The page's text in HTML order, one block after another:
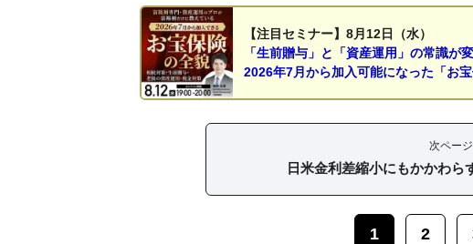
【注目セミナー】8月12日（水）
「生前贈与」と「資産運用」の常識が
2026年7月から加入可能になった「お
次ページ
日米金利差縮小にもかかわら
1 2